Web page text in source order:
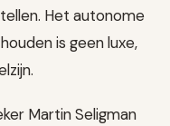
Het autonome
is geen luxe,
Martin Seligman